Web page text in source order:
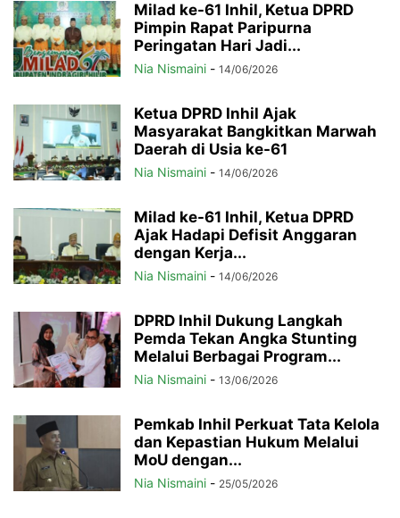
Milad ke-61 Inhil, Ketua DPRD
Pimpin Rapat Paripurna
Peringatan Hari Jadi...
Nia Nismaini - 14/06/2026
Ketua DPRD Inhil Ajak
Masyarakat Bangkitkan Marwah
Daerah di Usia ke-61
Nia Nismaini - 14/06/2026
Milad ke-61 Inhil, Ketua DPRD
Ajak Hadapi Defisit Anggaran
dengan Kerja...
Nia Nismaini - 14/06/2026
DPRD Inhil Dukung Langkah
Pemda Tekan Angka Stunting
Melalui Berbagai Program...
Nia Nismaini - 13/06/2026
Pemkab Inhil Perkuat Tata Kelola
dan Kepastian Hukum Melalui
MoU dengan...
Nia Nismaini - 25/05/2026